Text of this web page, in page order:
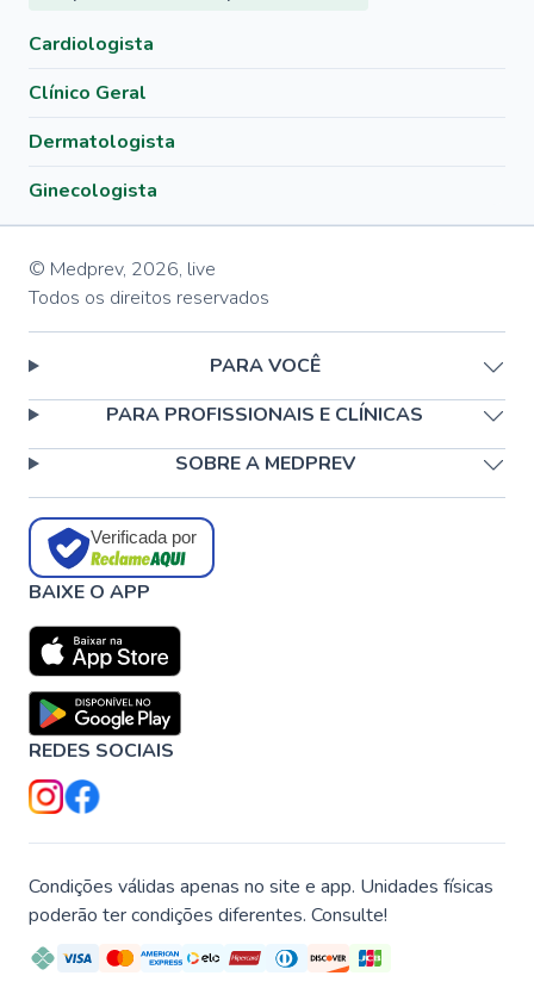
Cardiologista
Clínico Geral
Dermatologista
Ginecologista
© Medprev, 2026, live
Todos os direitos reservados
PARA VOCÊ
PARA PROFISSIONAIS E CLÍNICAS
SOBRE A MEDPREV
Verificada por
BAIXE O APP
REDES SOCIAIS
Condições válidas apenas no site e app. Unidades físicas
poderão ter condições diferentes. Consulte!